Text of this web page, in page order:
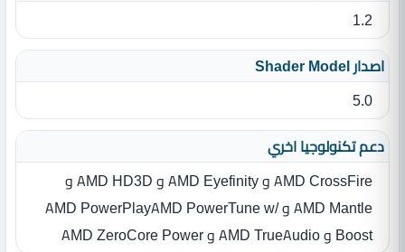
1.2
اصدار Shader Model
5.0
دعم تكنولوجيا اخري
AMD CrossFire و AMD Eyefinity و AMD HD3D و
AMD Mantle و AMD PowerPlayAMD PowerTune w/
Boost و AMD TrueAudio و AMD ZeroCore Power